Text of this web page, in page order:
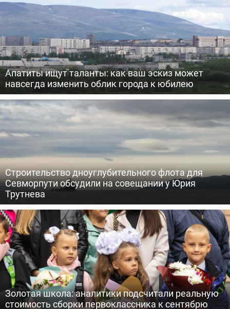
Апатиты ищут таланты: как ваш эскиз может
навсегда изменить облик города к юбилею
Строительство дноуглубительного флота для
Севморпути обсудили на совещании у Юрия
Трутнева
Золотая школа: аналитики подсчитали реальную
стоимость сборки первоклассника к сентябрю